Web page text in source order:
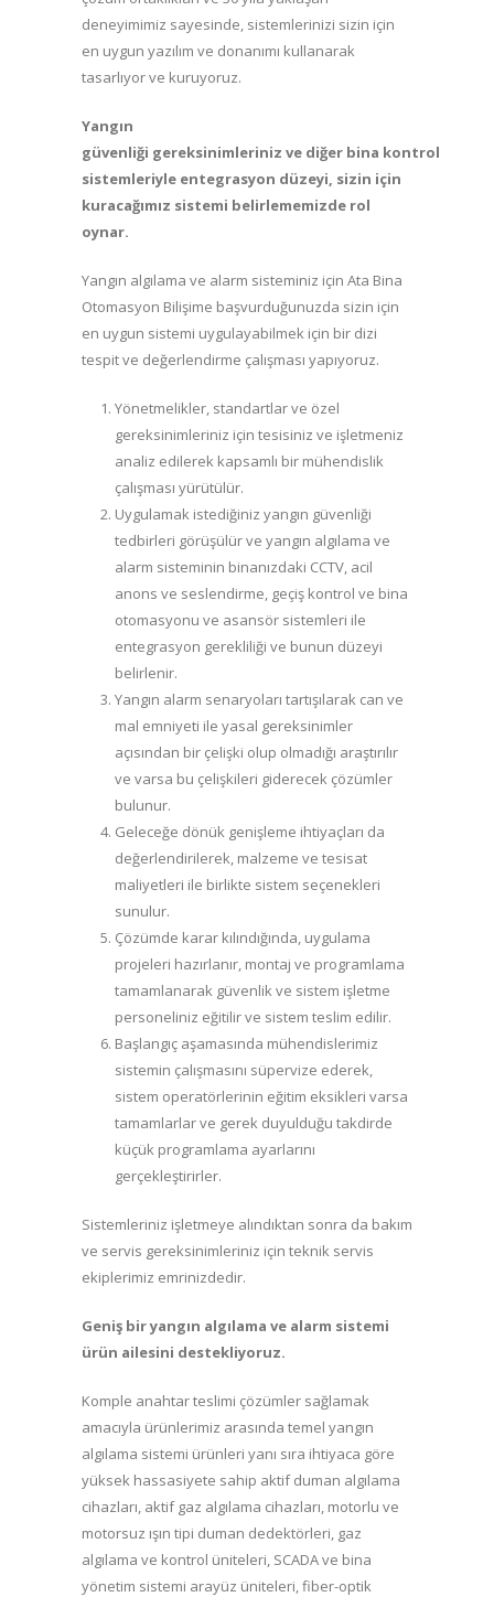
deneyimimiz sayesinde, sistemlerinizi sizin için
en uygun yazılım ve donanımı kullanarak
tasarlıyor ve kuruyoruz.
Yangın
güvenliği gereksinimleriniz ve diğer bina kontrol
sistemleriyle entegrasyon düzeyi, sizin için
kuracağımız sistemi belirlememizde rol
oynar.
Yangın algılama ve alarm sisteminiz için Ata Bina
Otomasyon Bilişime başvurduğunuzda sizin için
en uygun sistemi uygulayabilmek için bir dizi
tespit ve değerlendirme çalışması yapıyoruz.
Yönetmelikler, standartlar ve özel
gereksinimleriniz için tesisiniz ve işletmeniz
analiz edilerek kapsamlı bir mühendislik
çalışması yürütülür.
Uygulamak istediğiniz yangın güvenliği
tedbirleri görüşülür ve yangın algılama ve
alarm sisteminin binanızdaki CCTV, acil
anons ve seslendirme, geçiş kontrol ve bina
otomasyonu ve asansör sistemleri ile
entegrasyon gerekliliği ve bunun düzeyi
belirlenir.
Yangın alarm senaryoları tartışılarak can ve
mal emniyeti ile yasal gereksinimler
açısından bir çelişki olup olmadığı araştırılır
ve varsa bu çelişkileri giderecek çözümler
bulunur.
Geleceğe dönük genişleme ihtiyaçları da
değerlendirilerek, malzeme ve tesisat
maliyetleri ile birlikte sistem seçenekleri
sunulur.
Çözümde karar kılındığında, uygulama
projeleri hazırlanır, montaj ve programlama
tamamlanarak güvenlik ve sistem işletme
personeliniz eğitilir ve sistem teslim edilir.
Başlangıç aşamasında mühendislerimiz
sistemin çalışmasını süpervize ederek,
sistem operatörlerinin eğitim eksikleri varsa
tamamlarlar ve gerek duyulduğu takdirde
küçük programlama ayarlarını
gerçekleştirirler.
Sistemleriniz işletmeye alındıktan sonra da bakım
ve servis gereksinimleriniz için teknik servis
ekiplerimiz emrinizdedir.
Geniş biryangın algılama ve alarm sistemi
ürün ailesini destekliyoruz.
Komple anahtar teslimi çözümler sağlamak
amacıyla ürünlerimiz arasında temel yangın
algılama sistemi ürünleri yanı sıra ihtiyaca göre
yüksek hassasiyete sahip aktif duman algılama
cihazları, aktif gaz algılama cihazları, motorlu ve
motorsuz ışın tipi duman dedektörleri, gaz
algılama ve kontrol üniteleri, SCADA ve bina
yönetim sistemi arayüz üniteleri, fiber-optik